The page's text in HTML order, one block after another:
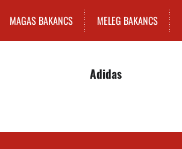
MAGAS BAKANCS MELEG BAKANCS
Adidas